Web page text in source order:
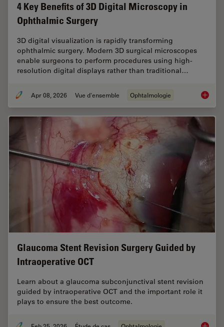
4 Key Benefits of 3D Digital Microscopy in
Ophthalmic Surgery
3D digital visualization is rapidly transforming
ophthalmic surgery. Modern 3D surgical microscopes
enable surgeons to perform procedures using high-
resolution digital displays rather than traditional…
Apr 08, 2026 Vue d'ensemble Ophtalmologie 4 Key
Glaucoma Stent Revision Surgery Guided by
Intraoperative OCT
Learn about a glaucoma subconjunctival stent revision
guided by intraoperative OCT and the important role it
plays to ensure the best outcome.